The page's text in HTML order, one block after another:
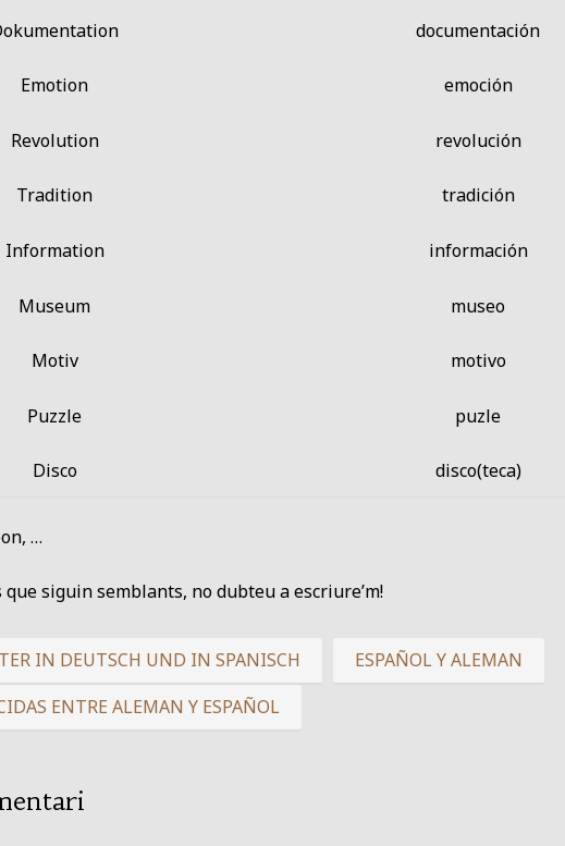
Emotion
Revolution
Tradition
Information
Museum
Motiv
Puzzle
Disco
documentación
emoción
revolución
tradición
información
museo
motivo
puzle
disco(teca)
…
que siguin semblants, no dubteu a escriure’m!
IN DEUTSCH UND IN SPANISCH
ESPAÑOL Y ALEMAN
ENTRE ALEMAN Y ESPAÑOL